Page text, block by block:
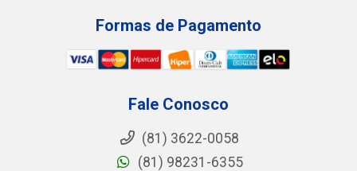
Formas de Pagamento
Fale Conosco
(81) 3622-0058
(81) 98231-6355